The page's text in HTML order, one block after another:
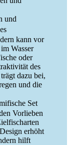
und
kann vor
Wasser
oder
des
dazu bei,
und die
Set
Vorlieben
erhöht
hilft